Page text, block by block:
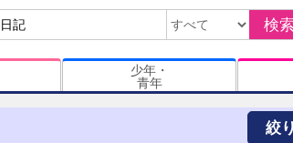
検索
少年・
青年
絞